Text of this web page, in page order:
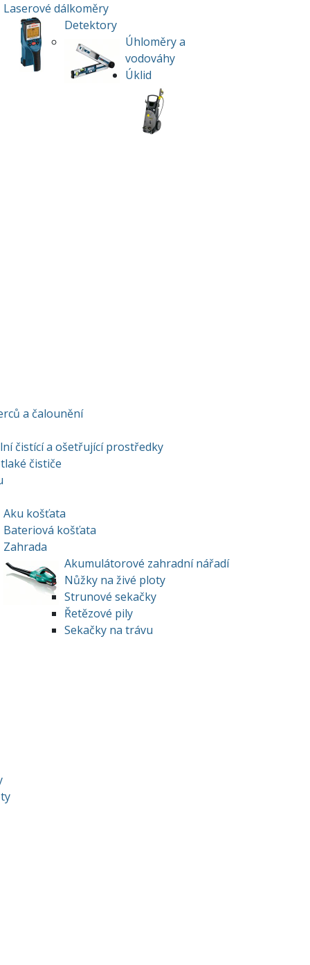
Laserové dálkoměry
Detektory
Úhloměry a
vodováhy
Úklid
a čalounění
čistící a ošetřující prostředky
čističe
Aku košťata
Bateriová košťata
Zahrada
Akumulátorové zahradní nářadí
Nůžky na živé ploty
Strunové sekačky
Řetězové pily
Sekačky na trávu